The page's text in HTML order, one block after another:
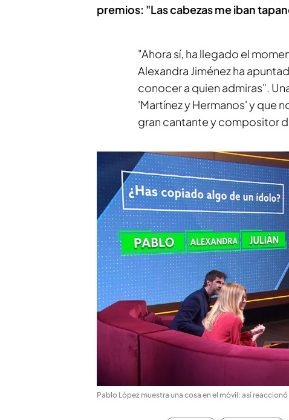
premios: "Las cabezas me iban
"Ahora sí, ha llegado el
Alexandra Jiménez ha
conocer a quien admiras".
'Martínez y Hermanos' y que
gran cantante y compositor
Pablo López muestra una cosa en el móvil: así